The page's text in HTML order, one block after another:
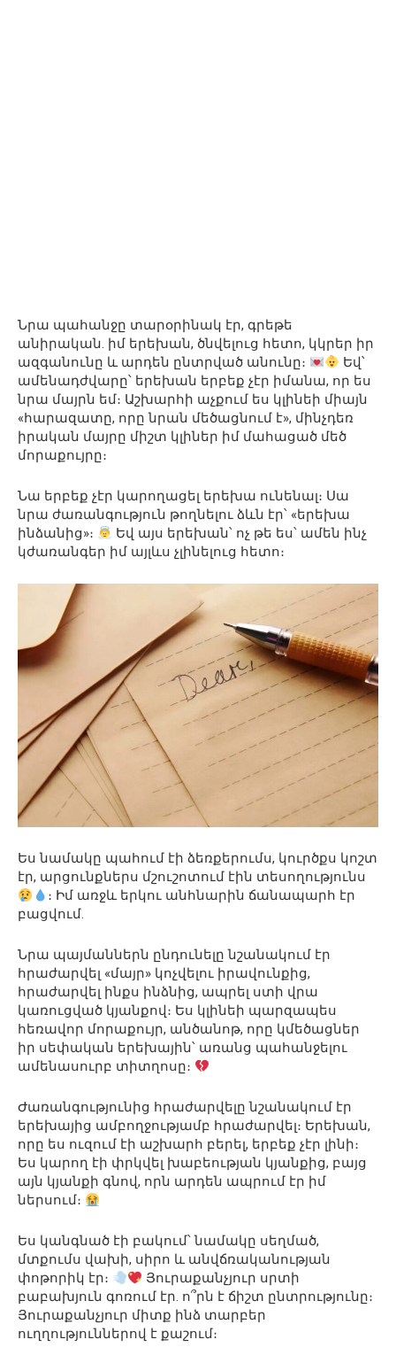
Նրա պահանջը տարօրինակ էր, գրեթե
անիրական. իմ երեխան, ծնվելուց հետո, կկրեր իր
ազգանունը և արդեն ընտրված անունը։
Եվ՝
ամենադժվարը՝ երեխան երբեք չէր իմանա, որ ես
նրա մայրն եմ։ Աշխարհի աչքում ես կլինեի միայն
«հարազատը, որը նրան մեծացնում է», մինչդեռ
իրական մայրը միշտ կլիներ իմ մահացած մեծ
մորաքույրը։
Նա երբեք չէր կարողացել երեխա ունենալ։ Սա
նրա ժառանգություն թողնելու ձևն էր՝ «երեխա
ինձանից»։
Եվ այս երեխան՝ ոչ թե ես՝ ամեն ինչ
կժառանգեր իմ այլևս չլինելուց հետո։
Ես նամակը պահում էի ձեռքերումս, կուրծքս կոշտ
էր, արցունքներս մշուշոտում էին տեսողությունս
։ Իմ առջև երկու անհնարին ճանապարհ էր
բացվում.
Նրա պայմաններն ընդունելը նշանակում էր
հրաժարվել «մայր» կոչվելու իրավունքից,
հրաժարվել ինքս ինձնից, ապրել ստի վրա
կառուցված կյանքով։ Ես կլինեի պարզապես
հեռավոր մորաքույր, անծանոթ, որը կմեծացներ
իր սեփական երեխային՝ առանց պահանջելու
ամենասուրբ տիտղոսը։
Ժառանգությունից հրաժարվելը նշանակում էր
երեխայից ամբողջությամբ հրաժարվել։ Երեխան,
որը ես ուզում էի աշխարհ բերել, երբեք չէր լինի։
Ես կարող էի փրկվել խաբեության կյանքից, բայց
այն կյանքի գնով, որն արդեն ապրում էր իմ
ներսում։
Ես կանգնած էի բակում՝ նամակը սեղմած,
մտքումս վախի, սիրո և անվճռականության
փոթորիկ էր։
Յուրաքանչյուր սրտի
բաբախյուն գոռում էր. ո՞րն է ճիշտ ընտրությունը։
Յուրաքանչյուր միտք ինձ տարբեր
ուղղություններով է քաշում։